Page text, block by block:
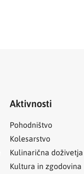
Aktivnosti
Pohodništvo
Kolesarstvo
Kulinarična doživetja
Kultura in zgodovina